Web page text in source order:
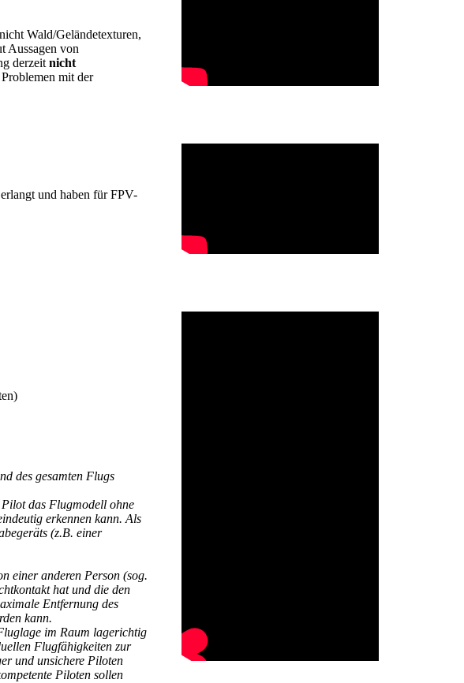
Wald/Geländetexturen,
Aussagen von
derzeit nicht
mit der
und haben für FPV-
des gesamten Flugs
das Flugmodell ohne
erkennen kann. Als
(z.B. einer
einer anderen Person (sog.
hat und die den
Entfernung des
kann.
im Raum lagerichtig
Flugfähigkeiten zur
und unsichere Piloten
Piloten sollen